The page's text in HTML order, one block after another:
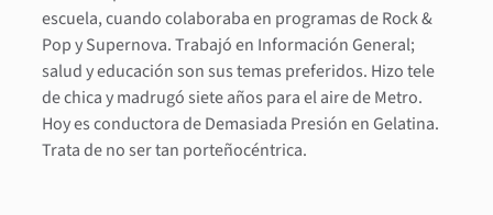
escuela, cuando colaboraba en programas de Rock &
Pop y Supernova. Trabajó en Información General;
salud y educación son sus temas preferidos. Hizo tele
de chica y madrugó siete años para el aire de Metro.
Hoy es conductora de Demasiada Presión en Gelatina.
Trata de no ser tan porteñocéntrica.